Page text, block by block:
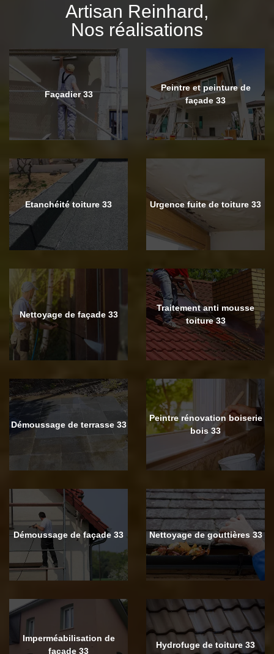
Artisan Reinhard,
Nos réalisations
Façadier 33
Peintre et peinture de
façade 33
Etanchéité toiture 33 Urgence fuite de toiture 33
Nettoyage de façade 33
Traitement anti mousse
toiture 33
Démoussage de terrasse 33
Peintre rénovation boiserie
bois 33
Démoussage de façade 33 Nettoyage de gouttières 33
Imperméabilisation de
façade 33
Hydrofuge de toiture 33